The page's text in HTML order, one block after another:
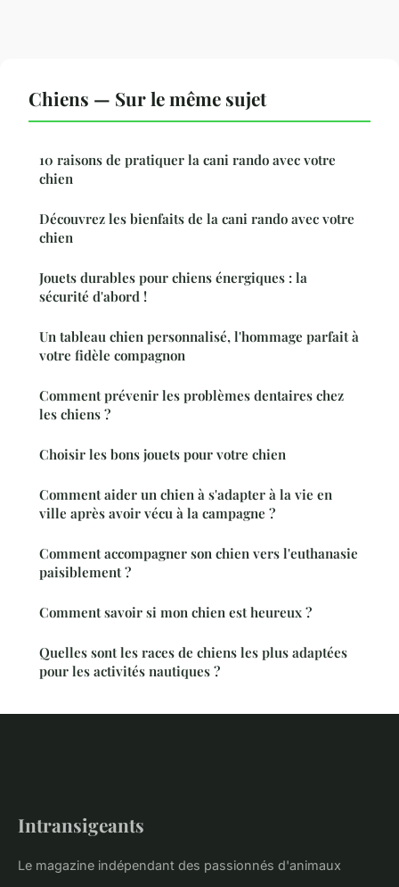
Chiens — Sur le même sujet
10 raisons de pratiquer la cani rando avec votre
chien
Découvrez les bienfaits de la cani rando avec votre
chien
Jouets durables pour chiens énergiques : la
sécurité d'abord !
Un tableau chien personnalisé, l'hommage parfait à
votre fidèle compagnon
Comment prévenir les problèmes dentaires chez
les chiens ?
Choisir les bons jouets pour votre chien
Comment aider un chien à s'adapter à la vie en
ville après avoir vécu à la campagne ?
Comment accompagner son chien vers l'euthanasie
paisiblement ?
Comment savoir si mon chien est heureux ?
Quelles sont les races de chiens les plus adaptées
pour les activités nautiques ?
Intransigeants
Le magazine indépendant des passionnés d'animaux